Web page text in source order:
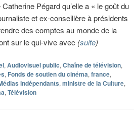
Pégard qu’elle a « le goût du
et ex-conseillère à présidents
des comptes au monde de la
sur le qui-vive avec (suite)
, Audiovisuel public, Chaîne de télévision,
, Fonds de soutien du cinéma, france,
indépendants, ministre de la Culture,
, Télévision